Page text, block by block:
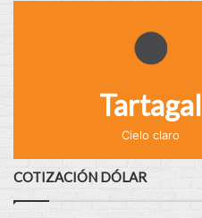
Tartagal
Cielo claro
COTIZACIÓN DÓLAR